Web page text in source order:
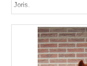
Joris.